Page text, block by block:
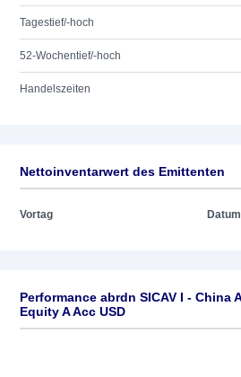
Tagestief/-hoch
52-Wochentief/-hoch
Handelszeiten
Nettoinventarwert des Emittenten
Vortag Datum
Performance abrdn SICAV I - China
Equity A Acc USD